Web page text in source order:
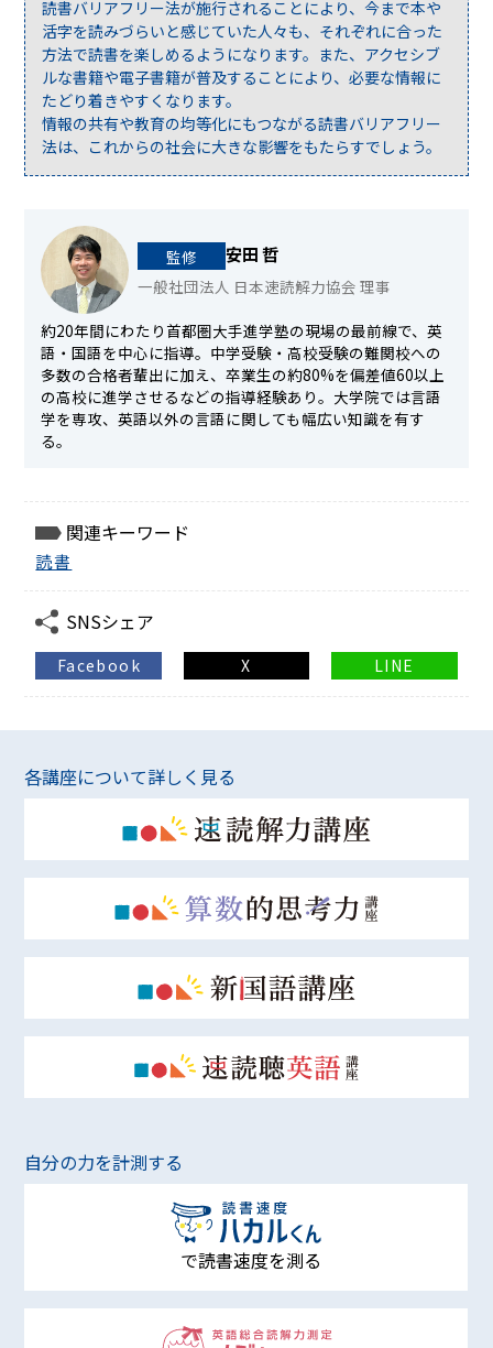
読書バリアフリー法が施行されることにより、今まで本や
活字を読みづらいと感じていた人々も、それぞれに合った
方法で読書を楽しめるようになります。また、アクセシブ
ルな書籍や電子書籍が普及することにより、必要な情報に
たどり着きやすくなります。
情報の共有や教育の均等化にもつながる読書バリアフリー
法は、これからの社会に大きな影響をもたらすでしょう。
監修 安田 哲
一般社団法人 日本速読解力協会 理事
約20年間にわたり首都圏大手進学塾の現場の最前線で、英
語・国語を中心に指導。中学受験・高校受験の難関校への
多数の合格者輩出に加え、卒業生の約80%を偏差値60以上
の高校に進学させるなどの指導経験あり。大学院では言語
学を専攻、英語以外の言語に関しても幅広い知識を有す
る。
関連キーワード
読書
SNSシェア
Facebook X LINE
各講座について詳しく見る
自分の力を計測する
で読書速度を測る